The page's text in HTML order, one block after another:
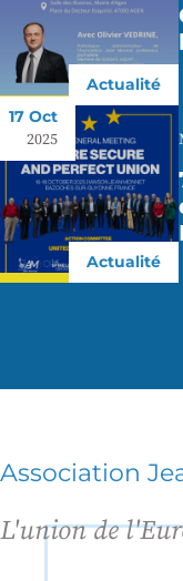
Actualité
17 Oct
2025
Actualité
Association
L'union de